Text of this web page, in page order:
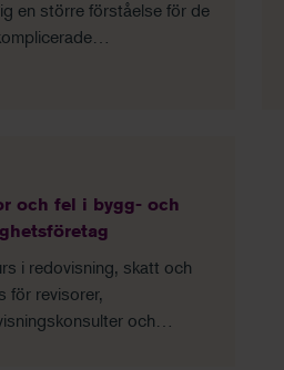
en större förståelse för de
och fel i bygg- och
i redovisning, skatt och
för revisorer,
och